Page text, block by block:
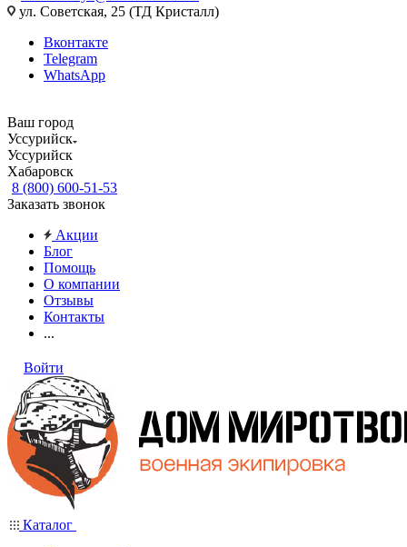
ул. Советская, 25 (ТД Кристалл)
Вконтакте
Telegram
WhatsApp
Ваш город
Уссурийск
Уссурийск
Хабаровск
8 (800) 600-51-53
Заказать звонок
Акции
Блог
Помощь
О компании
Отзывы
Контакты
...
Войти
Каталог